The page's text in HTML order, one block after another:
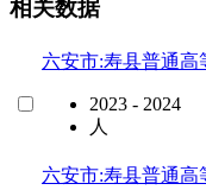
相关数据
六安市:寿县普通高
2023 - 2024
人
六安市:寿县普通高